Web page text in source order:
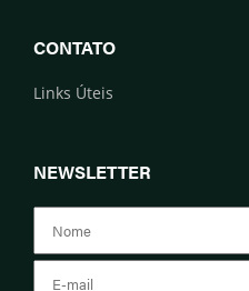
CONTATO
Links Úteis
NEWSLETTER